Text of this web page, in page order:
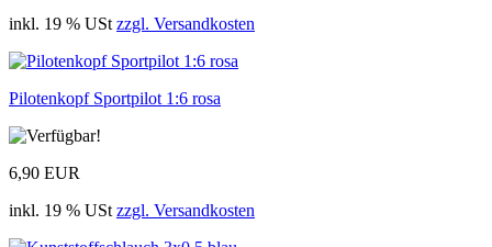
inkl. 19 % USt zzgl. Versandkosten
Pilotenkopf Sportpilot 1:6 rosa
6,90 EUR
inkl. 19 % USt zzgl. Versandkosten